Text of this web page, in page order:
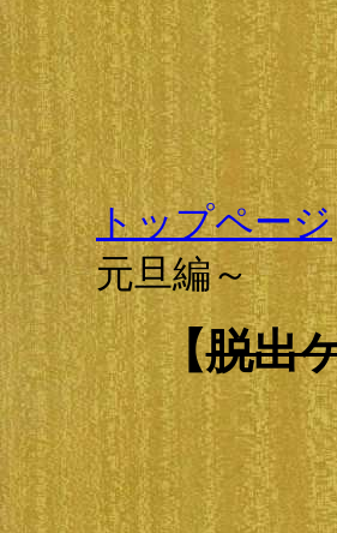
トップページ
元旦編～
【脱出